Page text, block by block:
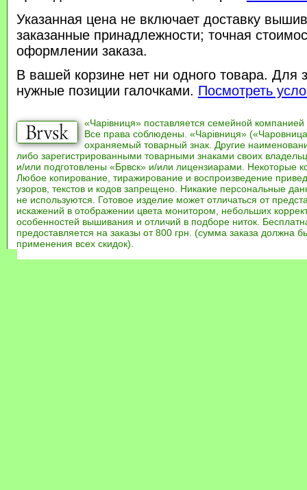
Указанная цена не включает доставку
заказанные принадлежности; точная
оформлении заказа.
В вашей корзине нет ни одного товара. Для
нужные позиции галочками. Посмотреть
«Чарівниця» поставляется семейной компанией
Все права соблюдены. «Чарівниця»
охраняемый товарный знак. Другие
либо зарегистрированными товарными знаками своих
и/или подготовлены «Брвск» и/или лицензиарами. Некоторые
Любое копирование, тиражирование и воспроизведение
узоров, текстов и кодов запрещено. Никакие персональные
не используются. Готовое изделие может отличаться от
искажений в отображении цвета монитором, небольших
особенностей вышивания и отличий в подборе ниток.
предоставляется на заказы от 800 грн. (сумма заказа должна
применения всех скидок).